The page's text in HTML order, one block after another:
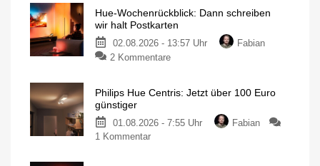
Hue-Wochenrückblick: Dann schreiben
wir halt Postkarten
02.08.2026 - 13:57 Uhr
Fabian
2 Kommentare
Philips Hue Centris: Jetzt über 100 Euro
günstiger
01.08.2026 - 7:55 Uhr
Fabian
1 Kommentar